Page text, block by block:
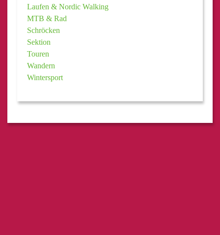
Laufen & Nordic Walking
MTB & Rad
Schröcken
Sektion
Touren
Wandern
Wintersport